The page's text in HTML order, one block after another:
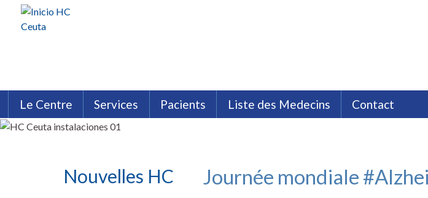
Le Centre Services Pacients Liste des Medecins Contact
Nouvelles HC Journée mondiale